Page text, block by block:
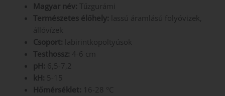
Magyar név: Tűzgurámi
Természetes élőhely: lassú áramlású folyóvizek,
állóvízek
Csoport: labirintkopoltyúsok
Testhossz: 4-6 cm
pH: 6,5-7,2
kH: 5-15
Hőmérséklet: 16-28 °C